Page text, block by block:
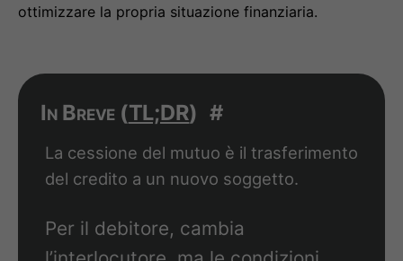
ottimizzare la propria situazione finanziaria.
In Breve (TL;DR) #
La cessione del mutuo è il trasferimento
del credito a un nuovo soggetto.
Per il debitore, cambia